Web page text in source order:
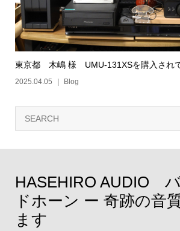
東京都 木嶋 様 UMU-131XSを購入されて
2025.04.05 Blog
HASEHIRO AUDIO
ドホーン ー 奇跡の音
ます